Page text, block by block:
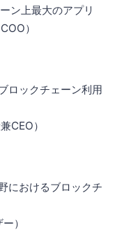
ン上最大のアプリ
）
ロックチェーン利用
CEO）
におけるブロックチ
）